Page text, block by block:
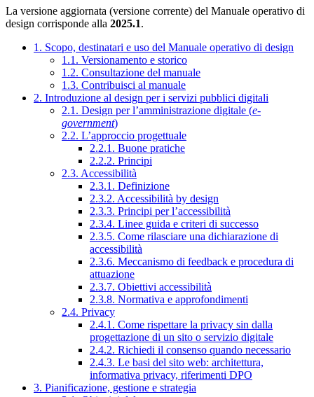
La versione aggiornata (versione corrente) del Manuale operativo di
design corrisponde alla 2025.1.
1. Scopo, destinatari e uso del Manuale operativo di design
1.1. Versionamento e storico
1.2. Consultazione del manuale
1.3. Contribuisci al manuale
2. Introduzione al design per i servizi pubblici digitali
2.1. Design per l’amministrazione digitale (e-
government)
2.2. L’approccio progettuale
2.2.1. Buone pratiche
2.2.2. Principi
2.3. Accessibilità
2.3.1. Definizione
2.3.2. Accessibilità by design
2.3.3. Principi per l’accessibilità
2.3.4. Linee guida e criteri di successo
2.3.5. Come rilasciare una dichiarazione di
accessibilità
2.3.6. Meccanismo di feedback e procedura di
attuazione
2.3.7. Obiettivi accessibilità
2.3.8. Normativa e approfondimenti
2.4. Privacy
2.4.1. Come rispettare la privacy sin dalla
progettazione di un sito o servizio digitale
2.4.2. Richiedi il consenso quando necessario
2.4.3. Le basi del sito web: architettura,
informativa privacy, riferimenti DPO
3. Pianificazione, gestione e strategia